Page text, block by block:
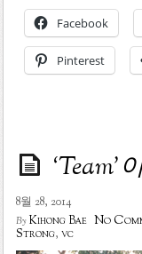
Facebook
Pinterest
8월 28, 2014
ByKihong Bae No
Strong, vc